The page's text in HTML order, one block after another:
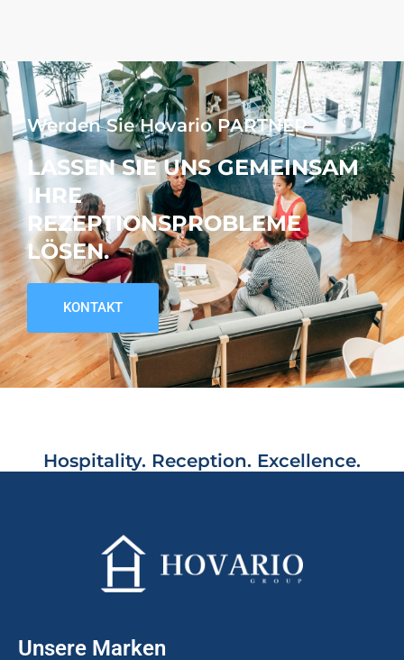
Werden Sie Hovario PARTNER
LASSEN SIE UNS GEMEINSAM
IHRE
REZEPTIONSPROBLEME
LÖSEN.
KONTAKT
Hospitality. Reception. Excellence.
Unsere Marken